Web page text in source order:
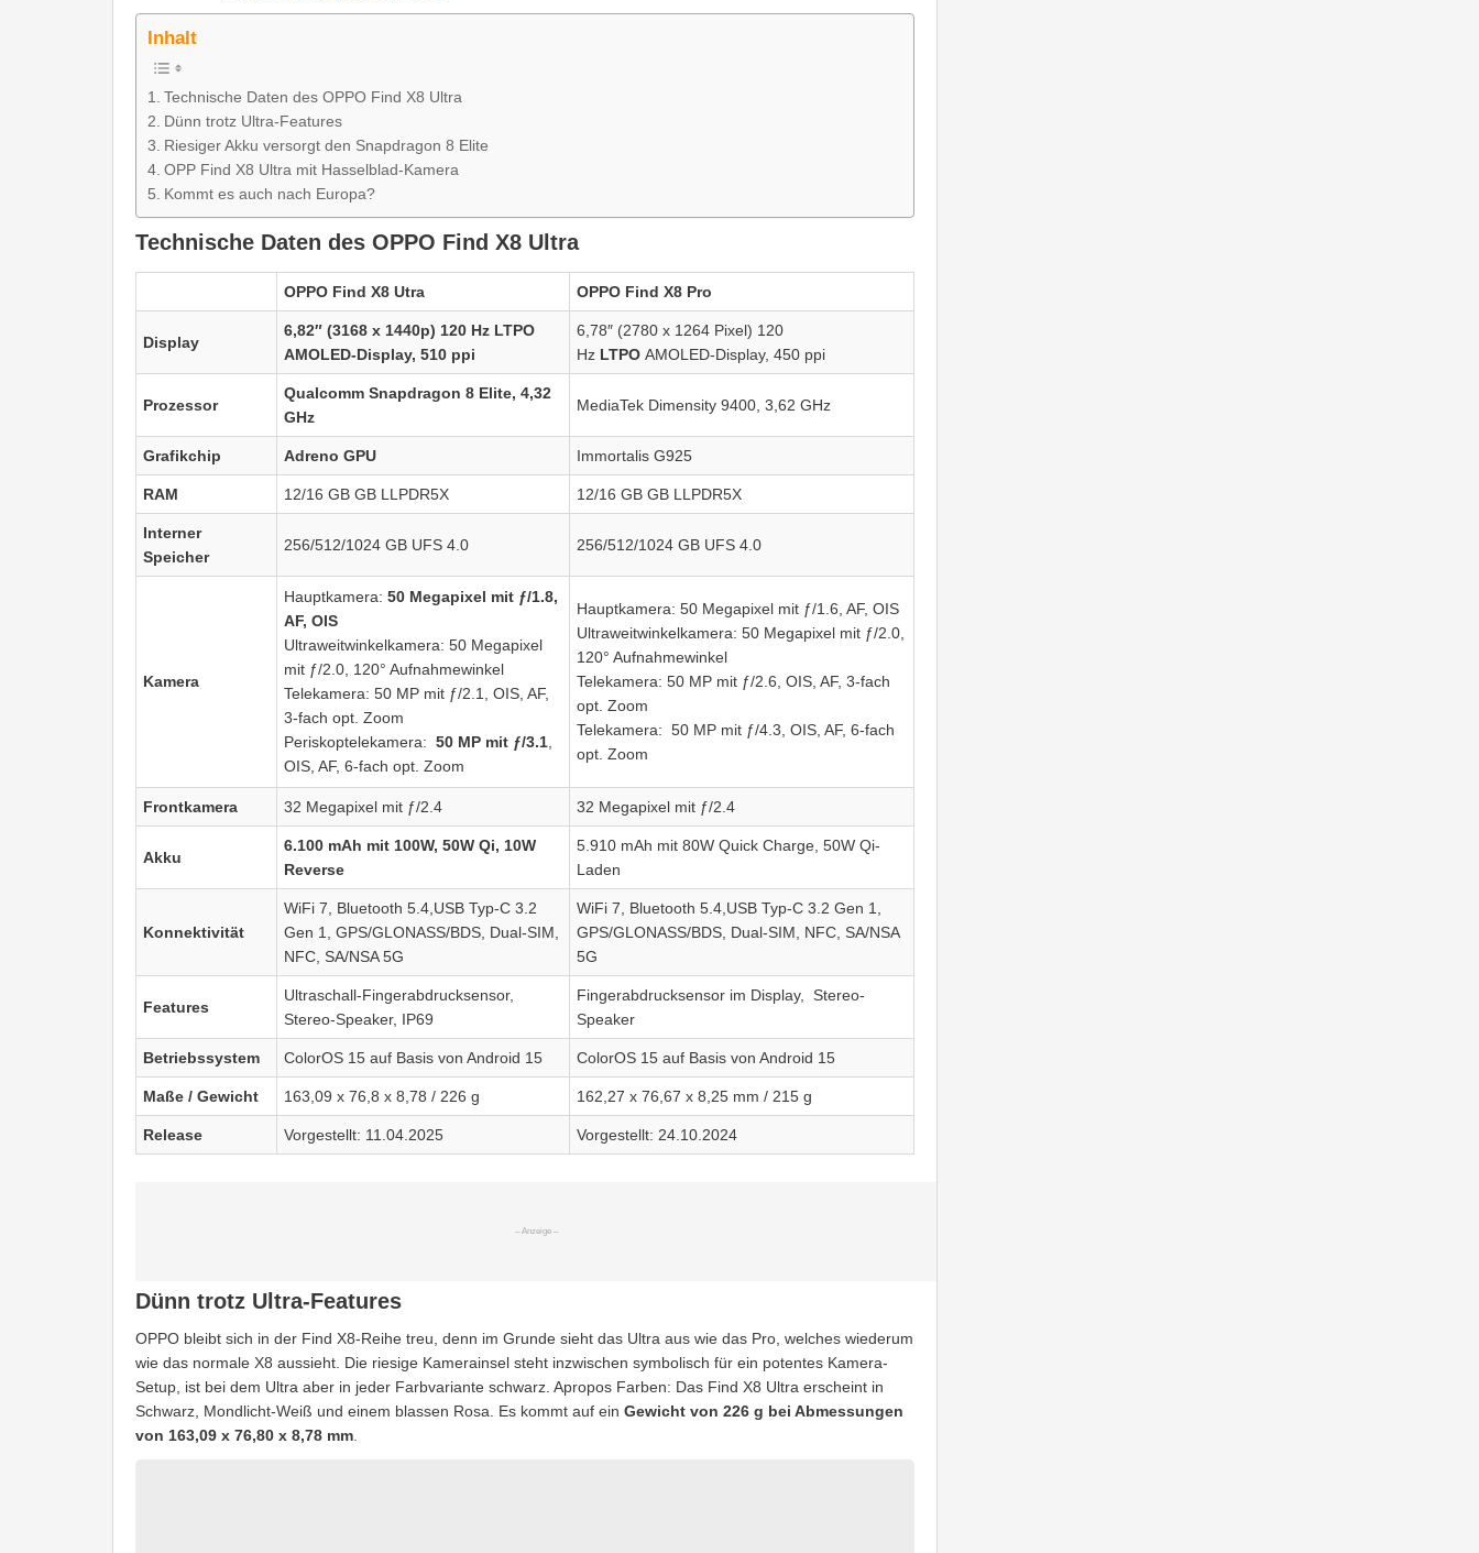
Inhalt
Technische Daten des OPPO Find X8 Ultra
Dünn trotz Ultra-Features
Riesiger Akku versorgt den Snapdragon 8 Elite
OPP Find X8 Ultra mit Hasselblad-Kamera
Kommt es auch nach Europa?
Technische Daten des OPPO Find X8 Ultra
OPPO Find X8 Utra OPPO Find X8 Pro
Display
6,82″ (3168 x 1440p) 120 Hz LTPO
AMOLED-Display, 510 ppi
6,78″ (2780 x 1264 Pixel) 120
Hz LTPO AMOLED-Display, 450 ppi
Prozessor
Qualcomm Snapdragon 8 Elite, 4,32
GHz
MediaTek Dimensity 9400, 3,62 GHz
Grafikchip Adreno GPU Immortalis G925
RAM 12/16 GB GB LLPDR5X 12/16 GB GB LLPDR5X
Interner
Speicher
256/512/1024 GB UFS 4.0 256/512/1024 GB UFS 4.0
Kamera
Hauptkamera: 50 Megapixel mit ƒ/1.8,
AF, OIS
Ultraweitwinkelkamera: 50 Megapixel
mit ƒ/2.0, 120° Aufnahmewinkel
Telekamera: 50 MP mit ƒ/2.1, OIS, AF,
3-fach opt. Zoom
Periskoptelekamera: 50 MP mit ƒ/3.1
OIS, AF, 6-fach opt. Zoom
Hauptkamera: 50 Megapixel mit ƒ/1.6, AF, OIS
Ultraweitwinkelkamera: 50 Megapixel mit ƒ/2.0,
120° Aufnahmewinkel
Telekamera: 50 MP mit ƒ/2.6, OIS, AF, 3-fach
opt. Zoom
Telekamera: 50 MP mit ƒ/4.3, OIS, AF, 6-fach
opt. Zoom
Frontkamera 32 Megapixel mit ƒ/2.4 32 Megapixel mit ƒ/2.4
Akku
6.100 mAh mit 100W, 50W Qi, 10W
Reverse
5.910 mAh mit 80W Quick Charge, 50W Qi-
Laden
Konnektivität
WiFi 7, Bluetooth 5.4,USB Typ-C 3.2
Gen 1, GPS/GLONASS/BDS, Dual-SIM,
NFC, SA/NSA 5G
WiFi 7, Bluetooth 5.4,USB Typ-C 3.2 Gen 1,
GPS/GLONASS/BDS, Dual-SIM, NFC, SA/NSA
5G
Features
Ultraschall-Fingerabdrucksensor,
Stereo-Speaker, IP69
Fingerabdrucksensor im Display, Stereo-
Speaker
Betriebssystem ColorOS 15 auf Basis von Android 15 ColorOS 15 auf Basis von Android 15
Maße / Gewicht 163,09 x 76,8 x 8,78 / 226 g 162,27 x 76,67 x 8,25 mm / 215 g
Release Vorgestellt: 11.04.2025 Vorgestellt: 24.10.2024
Dünn trotz Ultra-Features
OPPO bleibt sich in der Find X8-Reihe treu, denn im Grunde sieht das Ultra aus wie das Pro, welches wiederum
wie das normale X8 aussieht. Die riesige Kamerainsel steht inzwischen symbolisch für ein potentes Kamera-
Setup, ist bei dem Ultra aber in jeder Farbvariante schwarz. Apropos Farben: Das Find X8 Ultra erscheint in
Schwarz, Mondlicht-Weiß und einem blassen Rosa. Es kommt auf ein Gewicht von 226 g bei Abmessungen
von 163,09 x 76,80 x 8,78 mm